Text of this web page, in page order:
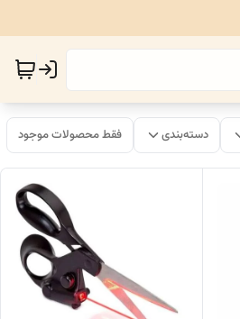
دسته‌بندی فقط محصولات موجود